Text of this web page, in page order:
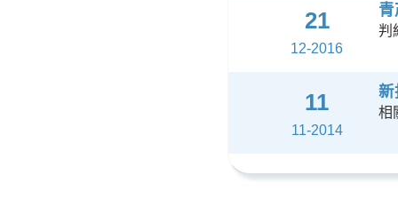
21
12-2016
判
11
11-2014
新
相